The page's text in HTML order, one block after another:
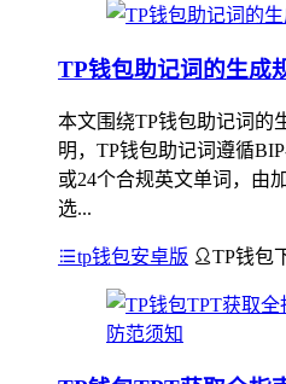
TP钱包助记词的生成
本文围绕TP钱包助记词的
明，TP钱包助记词遵循
或24个合规英文单词，由
选...
tp钱包安卓版 TP钱包